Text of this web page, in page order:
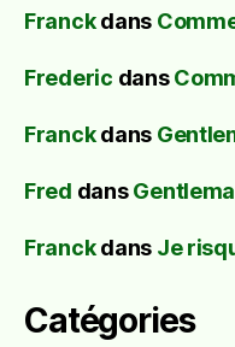
Franckdans
Frederic dans
Franckdans
Fred dans
Franckdans Je
Catégories